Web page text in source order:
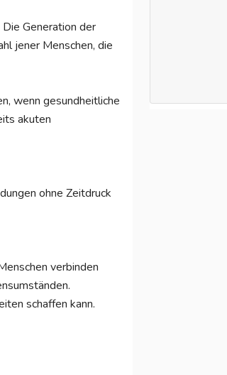
Generation der
jener Menschen, die
wenn gesundheitliche
akuten
ohne Zeitdruck
verbinden
schaffen kann.